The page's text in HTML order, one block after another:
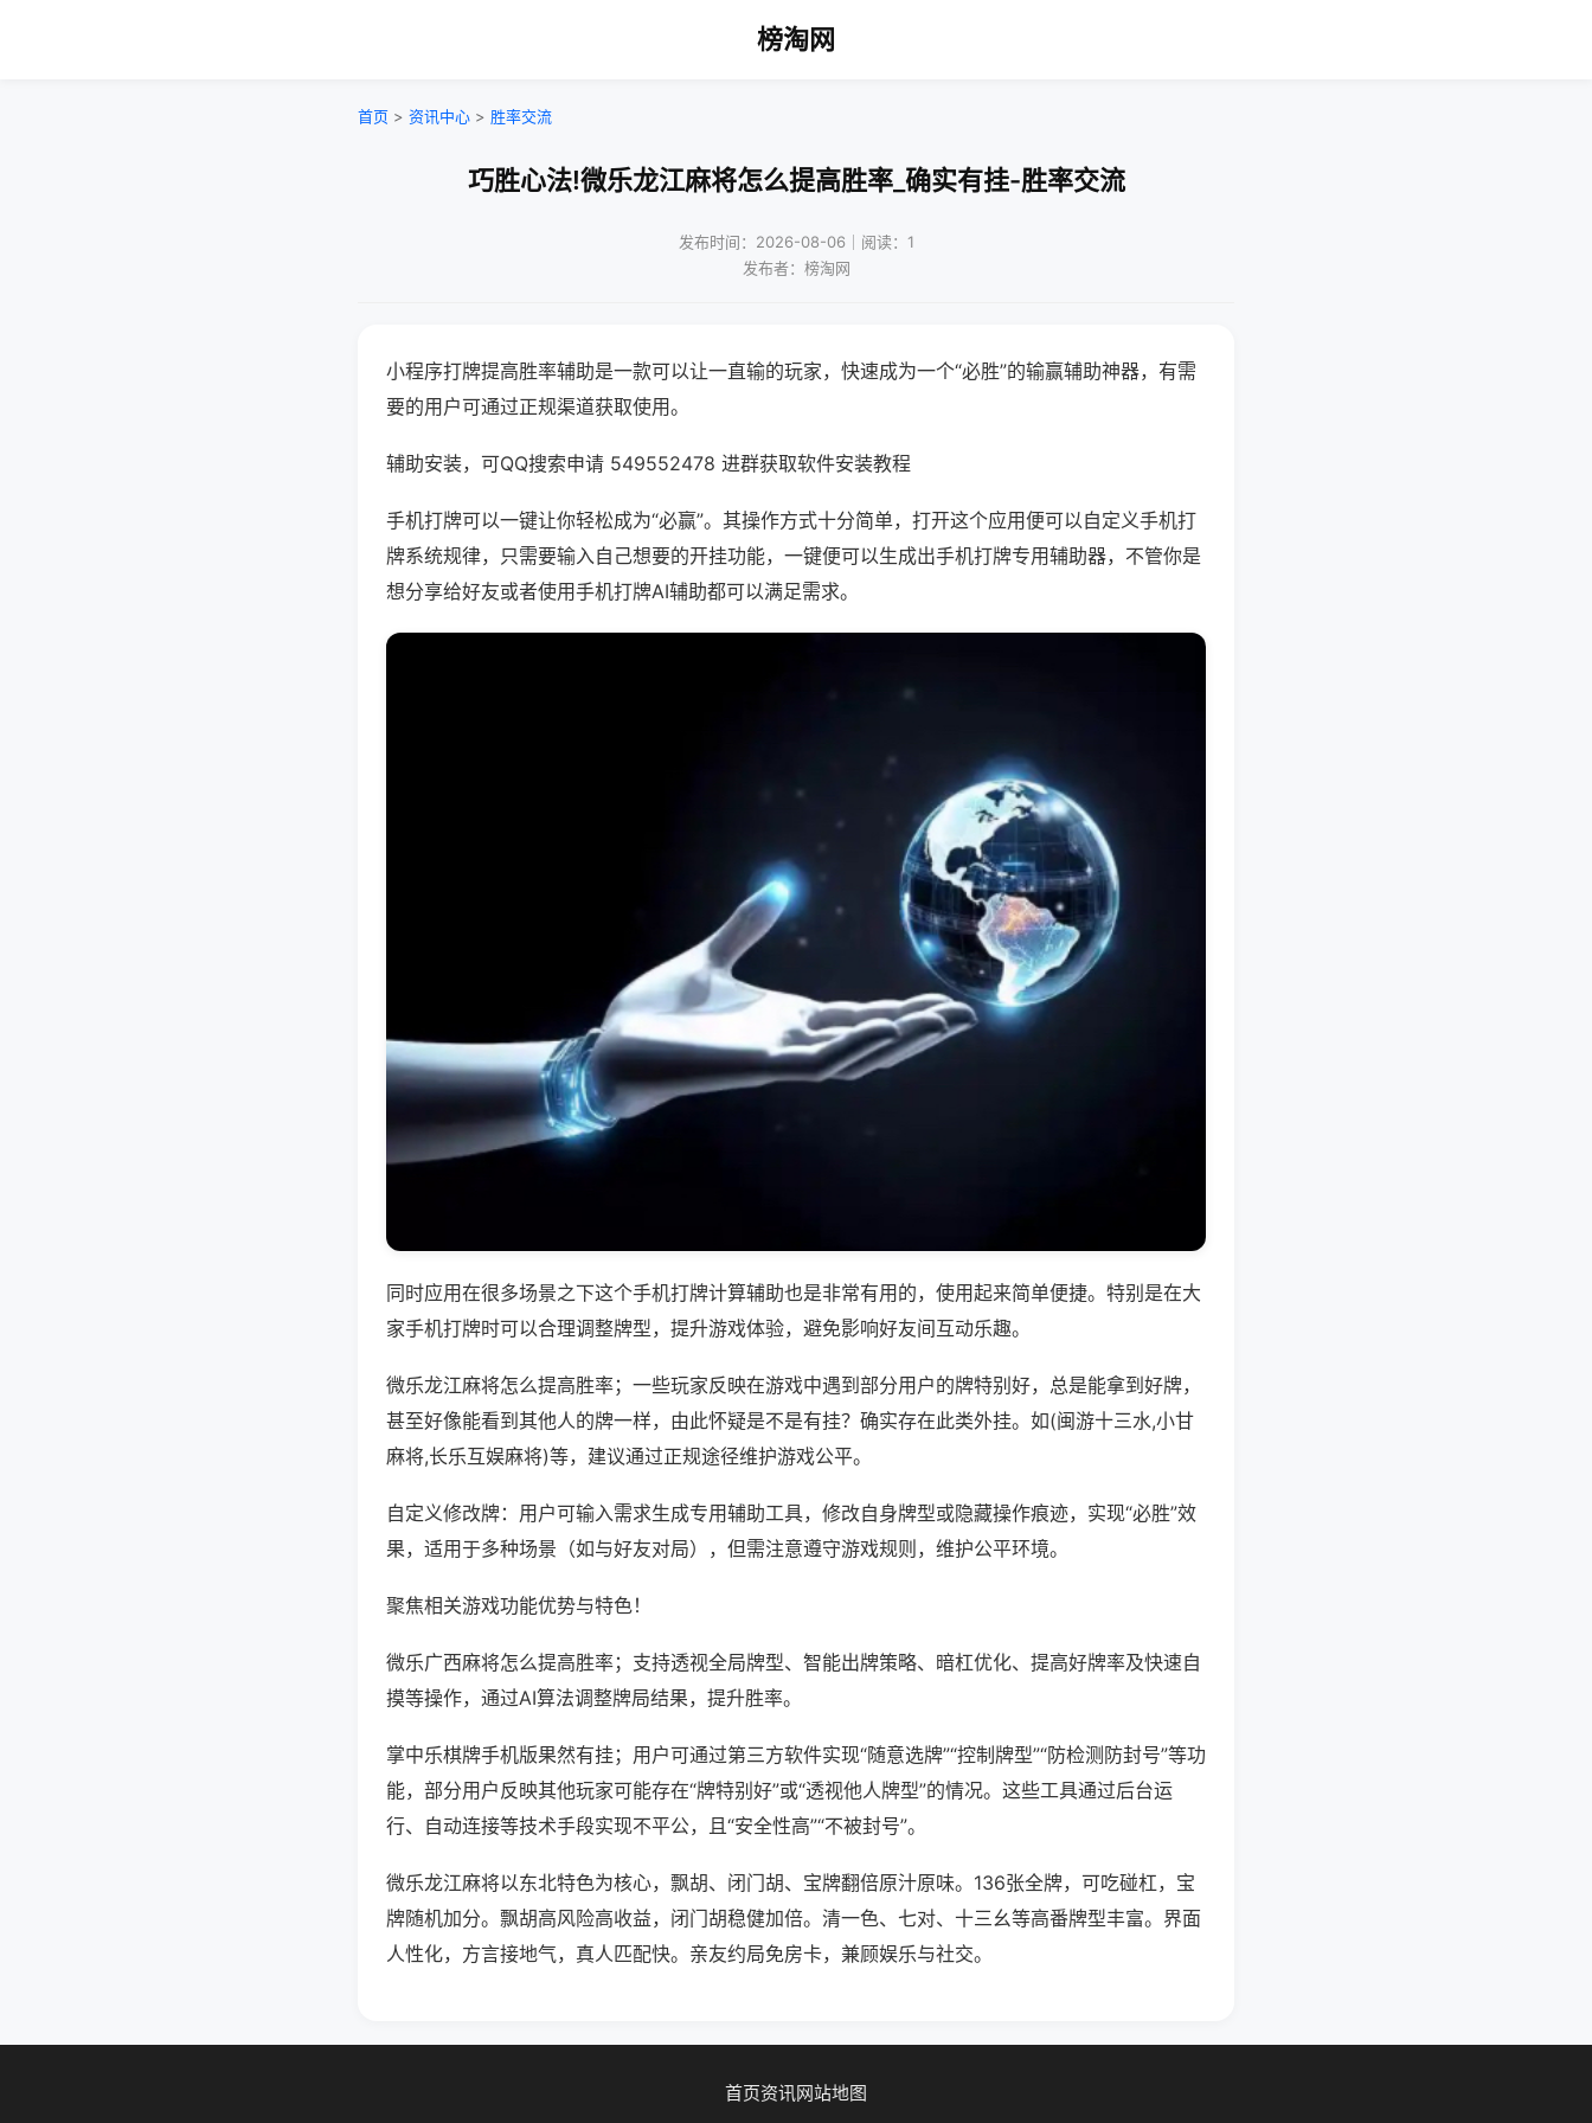
榜淘网
首页 > 资讯中心 > 胜率交流
巧胜心法!微乐龙江麻将怎么提高胜率_确实有挂-胜率交流
发布时间：2026-08-06｜阅读：1
发布者：榜淘网
小程序打牌提高胜率辅助是一款可以让一直输的玩家，快速成为一个“必胜”的输赢辅助神器，有需
要的用户可通过正规渠道获取使用。
辅助安装，可QQ搜索申请 549552478 进群获取软件安装教程
手机打牌可以一键让你轻松成为“必赢”。其操作方式十分简单，打开这个应用便可以自定义手机打
牌系统规律，只需要输入自己想要的开挂功能，一键便可以生成出手机打牌专用辅助器，不管你是
想分享给好友或者使用手机打牌AI辅助都可以满足需求。
同时应用在很多场景之下这个手机打牌计算辅助也是非常有用的，使用起来简单便捷。特别是在大
家手机打牌时可以合理调整牌型，提升游戏体验，避免影响好友间互动乐趣。
微乐龙江麻将怎么提高胜率；一些玩家反映在游戏中遇到部分用户的牌特别好，总是能拿到好牌，
甚至好像能看到其他人的牌一样，由此怀疑是不是有挂？确实存在此类外挂。如(闽游十三水,小甘
麻将,长乐互娱麻将)等，建议通过正规途径维护游戏公平。
自定义修改牌：用户可输入需求生成专用辅助工具，修改自身牌型或隐藏操作痕迹，实现“必胜”效
果，适用于多种场景（如与好友对局），但需注意遵守游戏规则，维护公平环境。
聚焦相关游戏功能优势与特色！
微乐广西麻将怎么提高胜率；支持透视全局牌型、智能出牌策略、暗杠优化、提高好牌率及快速自
摸等操作，通过AI算法调整牌局结果，提升胜率。
掌中乐棋牌手机版果然有挂；用户可通过第三方软件实现“随意选牌”“控制牌型”“防检测防封号”等功
能，部分用户反映其他玩家可能存在“牌特别好”或“透视他人牌型”的情况。这些工具通过后台运
行、自动连接等技术手段实现不平公，且“安全性高”“不被封号”。
微乐龙江麻将以东北特色为核心，飘胡、闭门胡、宝牌翻倍原汁原味。136张全牌，可吃碰杠，宝
牌随机加分。飘胡高风险高收益，闭门胡稳健加倍。清一色、七对、十三幺等高番牌型丰富。界面
人性化，方言接地气，真人匹配快。亲友约局免房卡，兼顾娱乐与社交。
首页资讯网站地图